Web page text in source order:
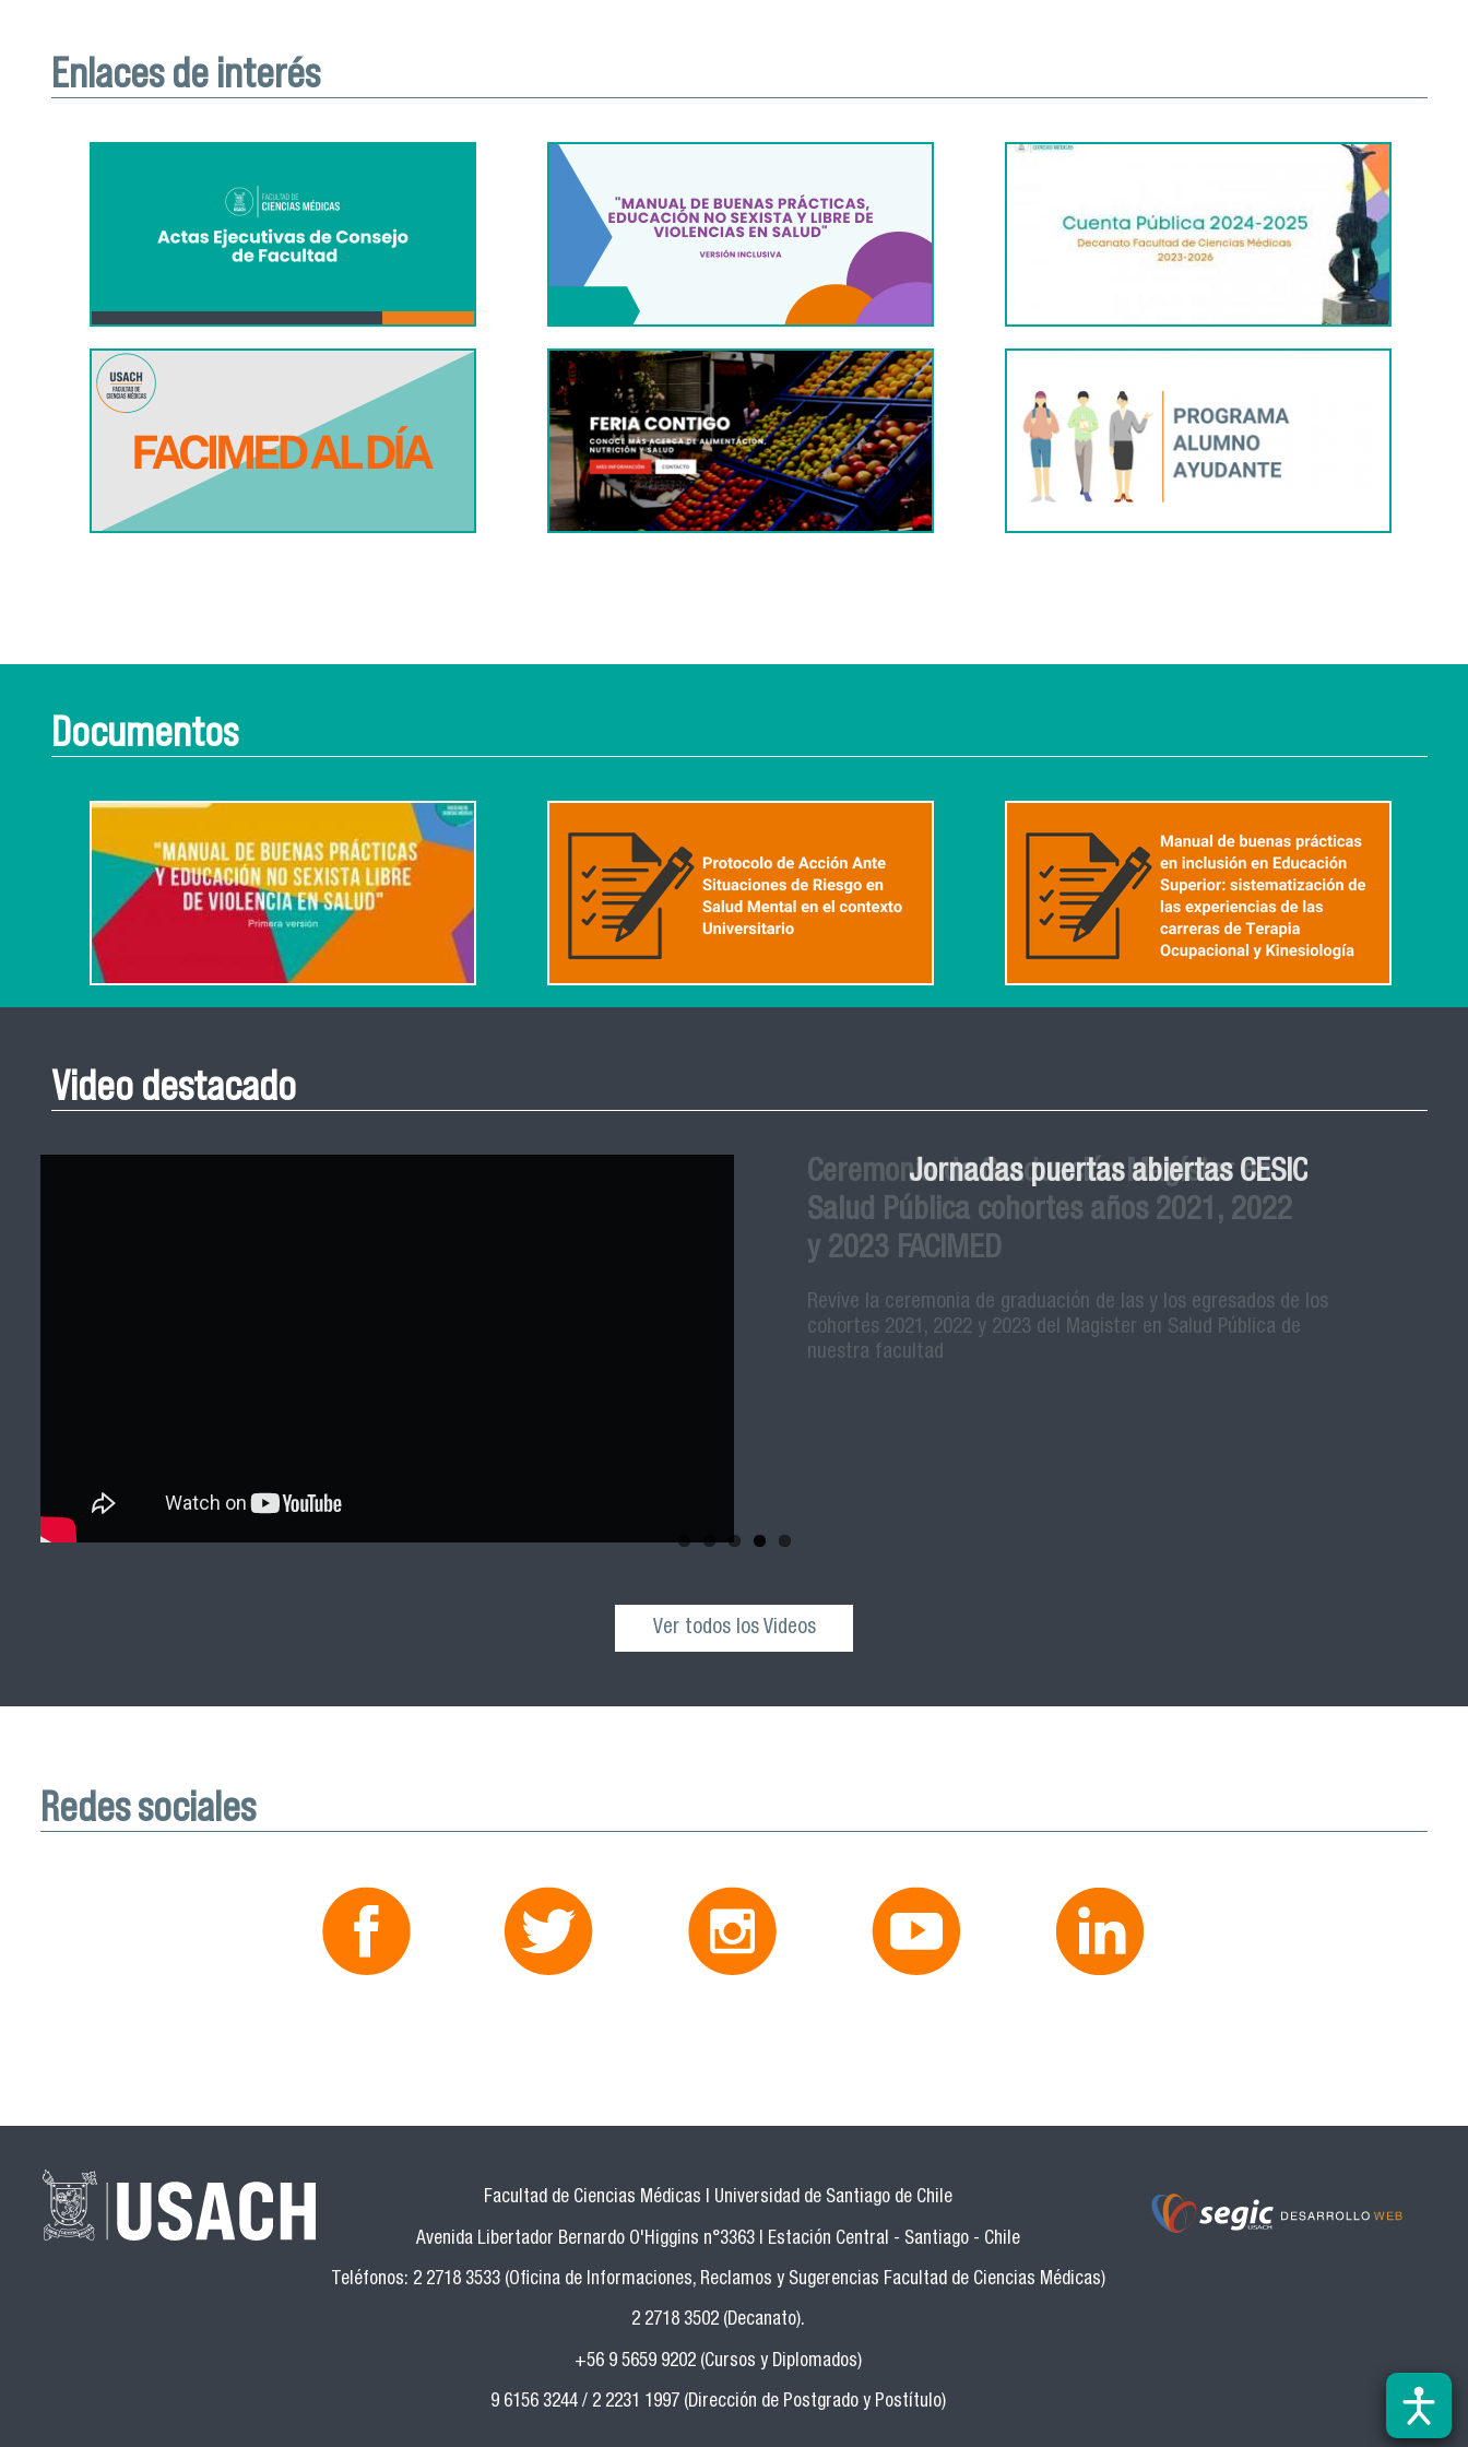
Enlaces de interés
Documentos
Video destacado
Ceremonia de Graduación Magíster en
Salud Pública cohortes años 2021, 2022
y 2023 FACIMED
Revive la ceremonia de graduación de las y los egresados de los
cohortes 2021, 2022 y 2023 del Magister en Salud Pública de
nuestra facultad
Ver todos los Videos
Redes sociales
Facultad de Ciencias Médicas | Universidad de Santiago de Chile
Avenida Libertador Bernardo O'Higgins n°3363 | Estación Central - Santiago - Chile
Teléfonos: 2 2718 3533 (Oficina de Informaciones, Reclamos y Sugerencias Facultad de Ciencias Médicas)
2 2718 3502 (Decanato).
+56 9 5659 9202 (Cursos y Diplomados)
9 6156 3244 / 2 2231 1997 (Dirección de Postgrado y Postítulo)